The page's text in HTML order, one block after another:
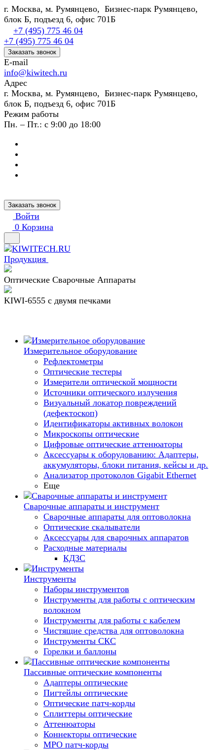
г. Москва, м. Румянцево, Бизнес-парк Румянцево,
блок Б, подъезд 6, офис 701Б
+7 (495) 775 46 04
+7 (495) 775 46 04
Заказать звонок
E-mail
info@kiwitech.ru
Адрес
г. Москва, м. Румянцево, Бизнес-парк Румянцево,
блок Б, подъезд 6, офис 701Б
Режим работы
Пн. – Пт.: с 9:00 до 18:00
Заказать звонок
Войти
0 Корзина
Продукция
Оптические Сварочные Аппараты
KIWI-6555 c двумя печками
Измерительное оборудование
Рефлектометры
Оптические тестеры
Измерители оптической мощности
Источники оптического излучения
Визуальный локатор повреждений
(дефектоскоп)
Идентификаторы активных волокон
Микроскопы оптические
Цифровые оптические аттенюаторы
Аксессуары к оборудованию: Адаптеры,
аккумуляторы, блоки питания, кейсы и др.
Анализатор протоколов Gigabit Ethernet
Еще
Сварочные аппараты и инструмент
Сварочные аппараты для оптоволокна
Оптические скалыватели
Аксессуары для сварочных аппаратов
Расходные материалы
КДЗС
Инструменты
Наборы инструментов
Инструменты для работы с оптическим
волокном
Инструменты для работы с кабелем
Чистящие средства для оптоволокна
Инструменты СКС
Горелки и баллоны
Пассивные оптические компоненты
Адаптеры оптические
Пигтейлы оптические
Оптические патч-корды
Сплиттеры оптические
Аттенюаторы
Коннекторы оптические
MPO патч-корды